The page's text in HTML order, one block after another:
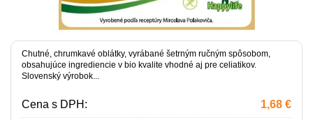
Chutné, chrumkavé oblátky, vyrábané šetrným ručným spôsobom,
obsahujúce ingrediencie v bio kvalite vhodné aj pre celiatikov.
Slovenský výrobok...
Cena s DPH: 1,68 €